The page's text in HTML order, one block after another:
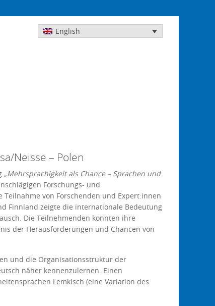
English
Neisse – Polen
„Mehrsprachigkeit als Chance – Sprachen und
Forschungs- und
von Forschenden und Expert:innen
Finnland zeigte die internationale Bedeutung
Die Teilnehmenden konnten ihre
der Herausforderungen und Chancen von
und die Organisationsstruktur der
näher kennenzulernen. Einen
Lemkisch (eine Variation des